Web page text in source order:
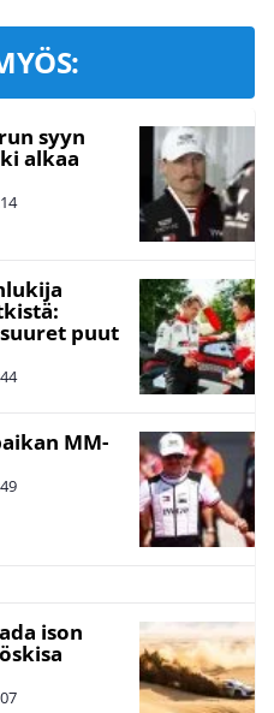
syyn
alkaa
puut
MM-
ison